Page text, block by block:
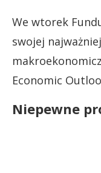
We wtorek
swojej
Economic
Niepewne